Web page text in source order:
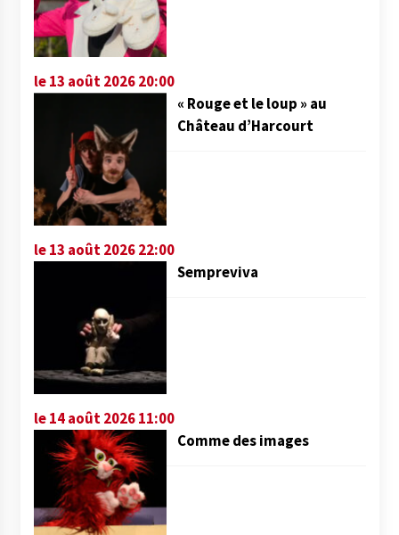
le 13 août 2026 20:00
« Rouge et le loup » au
Château d’Harcourt
le 13 août 2026 22:00
Sempreviva
le 14 août 2026 11:00
Comme des images